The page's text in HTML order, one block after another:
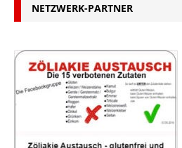
NETZWERK-PARTNER